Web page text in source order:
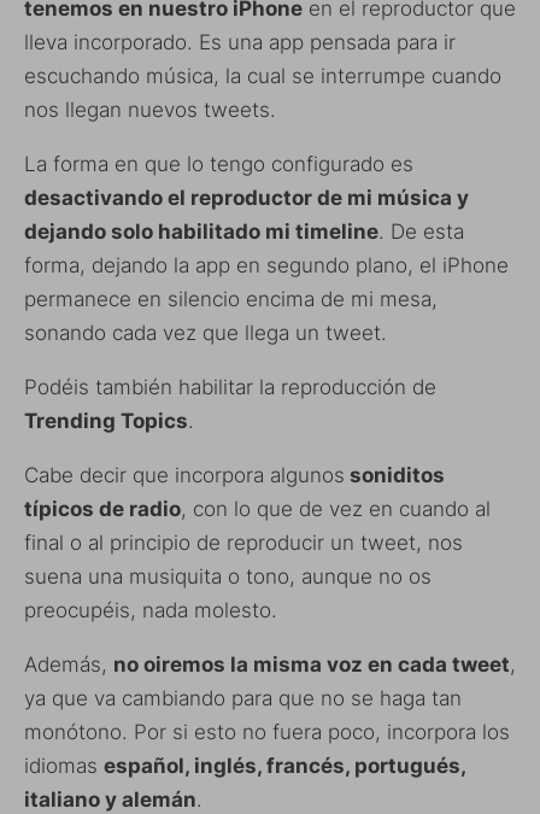
tenemos en nuestro iPhone en el reproductor que
lleva incorporado. Es una app pensada para ir
escuchando música, la cual se interrumpe cuando
nos llegan nuevos tweets.
La forma en que lo tengo configurado es
desactivando el reproductor de mi música y
dejando solo habilitado mi timeline. De esta
forma, dejando la app en segundo plano, el iPhone
permanece en silencio encima de mi mesa,
sonando cada vez que llega un tweet.
Podéis también habilitar la reproducción de
Trending Topics.
Cabe decir que incorpora algunos soniditos
típicos de radio, con lo que de vez en cuando al
final o al principio de reproducir un tweet, nos
suena una musiquita o tono, aunque no os
preocupéis, nada molesto.
Además, no oiremos la misma voz en cada tweet,
ya que va cambiando para que no se haga tan
monótono. Por si esto no fuera poco, incorpora los
idiomas español, inglés, francés, portugués,
italiano y alemán.